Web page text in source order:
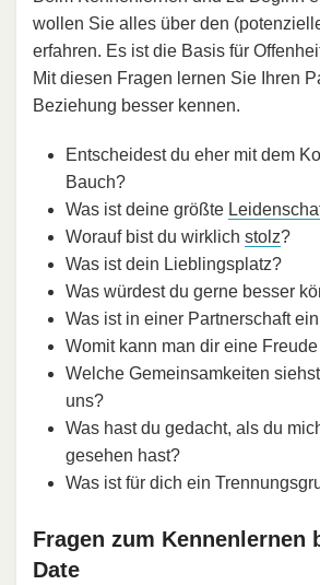
wollen Sie alles über den
erfahren. Es ist die Basis für
Mit diesen Fragen lernen Sie Ihren
Beziehung besser kennen.
Entscheidest du eher mit dem
Bauch?
Was ist deine größte
Worauf bist du wirklich stolz?
Was ist dein Lieblingsplatz?
Was würdest du gerne besser
Was ist in einer Partnerschaft
Womit kann man dir eine
Welche Gemeinsamkeiten
uns?
Was hast du gedacht, als du
gesehen hast?
Was ist für dich ein
Fragen zum Kennenlernen
Date